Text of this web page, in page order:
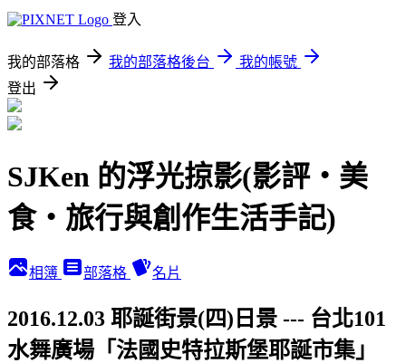
登入
我的部落格 我的部落格後台
我的帳號
登出
SJKen 的浮光掠影(影評‧美
食‧旅行與創作生活手記)
相簿 部落格 名片
2016.12.03 耶誕街景(四)日景 --- 台北101
水舞廣場「法國史特拉斯堡耶誕市集」